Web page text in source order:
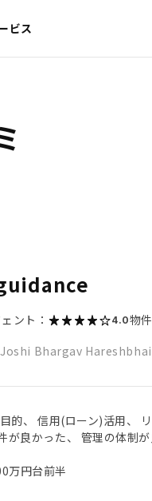
ビス
ント： 4.0物件
Joshi Bhargav Hareshbhai
的、 信用(ローン)活用、
が良かった、 管理の体制
万円台前半